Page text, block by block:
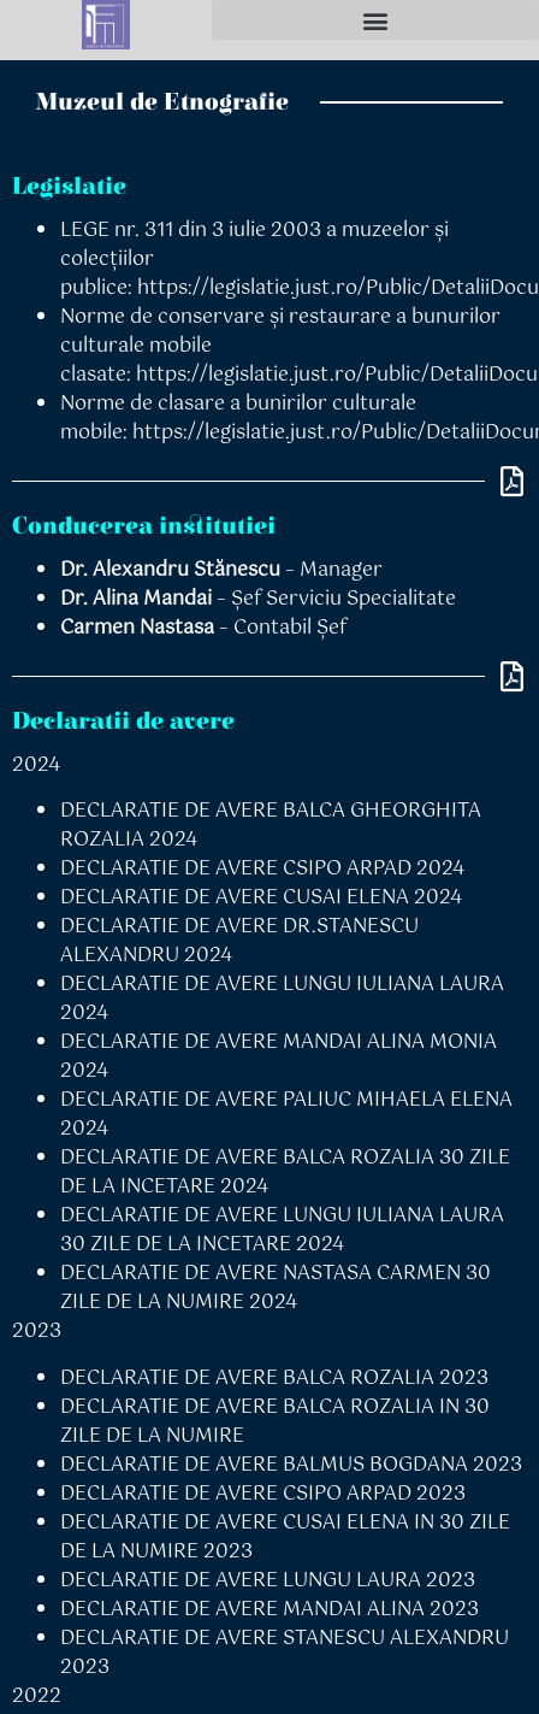
Muzeul de Etnografie
Legislatie
LEGE nr. 311 din 3 iulie 2003 a muzeelor și
colecțiilor
publice: https://legislatie.just.ro/Public/
Norme de conservare și restaurare a bunurilor
culturale mobile
clasate: https://legislatie.just.ro/Public/
Norme de clasare a bunirilor culturale
mobile: https://legislatie.just.ro/Public/
Conducerea institutiei
Dr. Alexandru Stănescu– Manager
Dr. Alina Mandai– Șef Serviciu Specialitate
Carmen Nastasa– Contabil Șef
Declaratii de avere
2024
DECLARATIE DE AVERE BALCA GHEORGHITA
ROZALIA 2024
DECLARATIE DE AVERE CSIPO ARPAD 2024
DECLARATIE DE AVERE CUSAI ELENA 2024
DECLARATIE DE AVERE DR.STANESCU
ALEXANDRU 2024
DECLARATIE DE AVERE LUNGU IULIANA LAURA
2024
DECLARATIE DE AVERE MANDAI ALINA MONIA
2024
DECLARATIE DE AVERE PALIUC MIHAELA ELENA
2024
DECLARATIE DE AVERE BALCA ROZALIA 30 ZILE
DE LA INCETARE 2024
DECLARATIE DE AVERE LUNGU IULIANA LAURA
30 ZILE DE LA INCETARE 2024
DECLARATIE DE AVERE NASTASA CARMEN 30
ZILE DE LA NUMIRE 2024
2023
DECLARATIE DE AVERE BALCA ROZALIA 2023
DECLARATIE DE AVERE BALCA ROZALIA IN 30
ZILE DE LA NUMIRE
DECLARATIE DE AVERE BALMUS BOGDANA 2023
DECLARATIE DE AVERE CSIPO ARPAD 2023
DECLARATIE DE AVERE CUSAI ELENA IN 30 ZILE
DE LA NUMIRE 2023
DECLARATIE DE AVERE LUNGU LAURA 2023
DECLARATIE DE AVERE MANDAI ALINA 2023
DECLARATIE DE AVERE STANESCU ALEXANDRU
2023
2022